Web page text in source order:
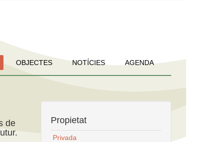
OBJECTES NOTÍCIES AGENDA
de
Propietat
Privada